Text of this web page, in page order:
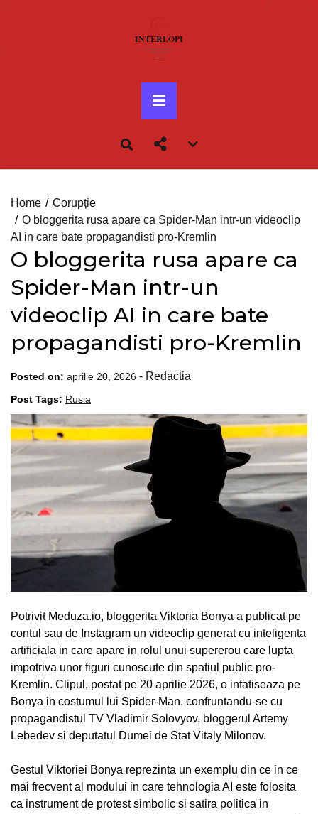
Primary
Menu
menu
Home
Corupție
O bloggerita rusa apare ca Spider-Man intr-un videoclip
AI in care bate propagandisti pro-Kremlin
O bloggerita rusa apare ca
Spider-Man intr-un
videoclip AI in care bate
propagandisti pro-Kremlin
Posted on: aprilie 20, 2026 - Redactia
Post Tags: Rusia
Potrivit Meduza.io, bloggerita Viktoria Bonya a publicat pe
contul sau de Instagram un videoclip generat cu inteligenta
artificiala in care apare in rolul unui supererou care lupta
impotriva unor figuri cunoscute din spatiul public pro-
Kremlin. Clipul, postat pe 20 aprilie 2026, o infatiseaza pe
Bonya in costumul lui Spider-Man, confruntandu-se cu
propagandistul TV Vladimir Solovyov, bloggerul Artemy
Lebedev si deputatul Dumei de Stat Vitaly Milonov.
Gestul Viktoriei Bonya reprezinta un exemplu din ce in ce
mai frecvent al modului in care tehnologia AI este folosita
ca instrument de protest simbolic si satira politica in